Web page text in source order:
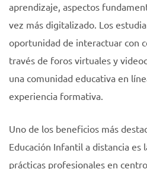
aprendizaje, aspectos
vez más digitalizado. Los
oportunidad de interactuar con
través de foros virtuales y
una comunidad educativa en
experiencia formativa.
Uno de los beneficios más
Educación Infantil a distancia es
prácticas profesionales en